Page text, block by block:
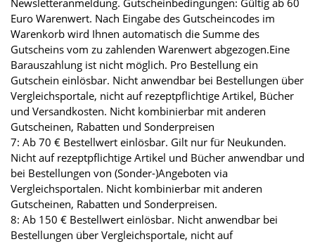
Newsletteranmeldung. Gutscheinbedingungen: Gültig ab 60
Euro Warenwert. Nach Eingabe des Gutscheincodes im
Warenkorb wird Ihnen automatisch die Summe des
Gutscheins vom zu zahlenden Warenwert abgezogen.Eine
Barauszahlung ist nicht möglich. Pro Bestellung ein
Gutschein einlösbar. Nicht anwendbar bei Bestellungen über
Vergleichsportale, nicht auf rezeptpflichtige Artikel, Bücher
und Versandkosten. Nicht kombinierbar mit anderen
Gutscheinen, Rabatten und Sonderpreisen
7: Ab 70 € Bestellwert einlösbar. Gilt nur für Neukunden.
Nicht auf rezeptpflichtige Artikel und Bücher anwendbar und
bei Bestellungen von (Sonder-)Angeboten via
Vergleichsportalen. Nicht kombinierbar mit anderen
Gutscheinen, Rabatten und Sonderpreisen.
8: Ab 150 € Bestellwert einlösbar. Nicht anwendbar bei
Bestellungen über Vergleichsportale, nicht auf